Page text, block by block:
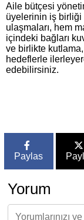
Aile bütçesi
üyelerinin iş birliği
ulaşmaları, hem
içindeki bağları
ve birlikte kutlama,
hedeflerle
edebilirsiniz.
Paylas
Yorum